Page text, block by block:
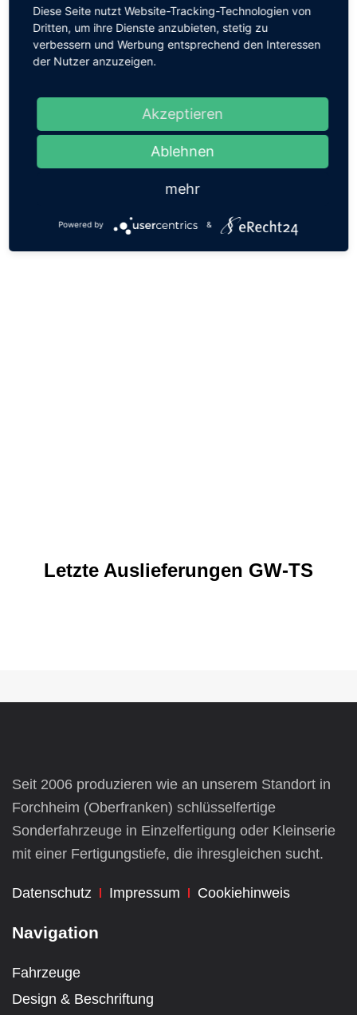
Personenbeförderung
bis zu 4 Personen
Fahrzeugbreite
2.208 mm
Fahrzeughöhe
Letzte Auslieferungen GW-TS
Seit 2006 produzieren wie an unserem Standort in
Forchheim (Oberfranken) schlüsselfertige
Sonderfahrzeuge in Einzelfertigung oder Kleinserie
mit einer Fertigungstiefe, die ihresgleichen sucht.
Datenschutz Impressum Cookiehinweis
Navigation
Fahrzeuge
Design & Beschriftung
Diese Seite nutzt Website-Tracking-Technologien von
Dritten, um ihre Dienste anzubieten, stetig zu
verbessern und Werbung entsprechend den Interessen
der Nutzer anzuzeigen.
Akzeptieren
Ablehnen
mehr
Powered by &